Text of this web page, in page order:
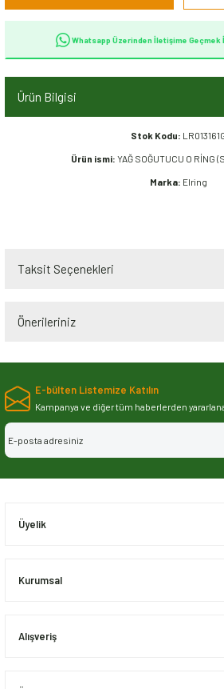
Whatsapp Üzerinden İletişime Geçmek
Ürün Bilgisi
Stok Kodu:
Ürün ismi: YAĞ SOĞUTUCU O RİNG
Marka: Elring
Taksit Seçenekleri
Önerileriniz
Bu ürünün fiyat bilgisi, resim, ürün
iletebilirsiniz.
Görüş ve önerileriniz için teşekkür ederiz.
Ürün resmi kalitesiz, bozuk veya
E-bülten Listemize Katılın
Kampanya ve diğer tüm haberlerden
Üyelik
Kurumsal
Alışveriş